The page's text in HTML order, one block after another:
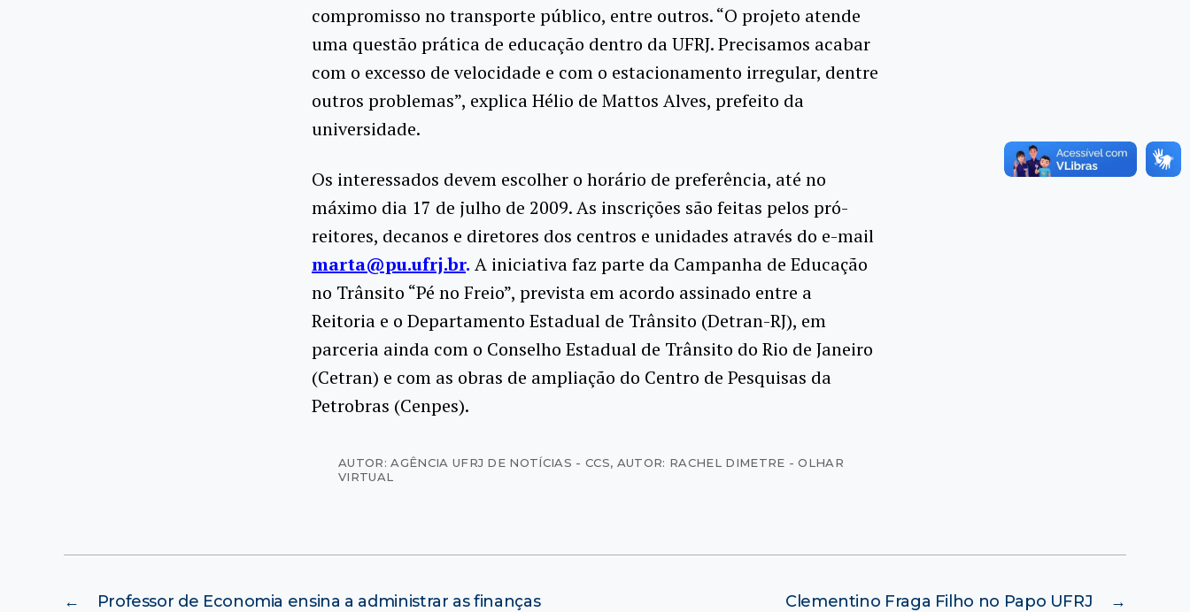
compromisso no transporte público, entre outros. “O projeto atende
uma questão prática de educação dentro da UFRJ. Precisamos acabar
com o excesso de velocidade e com o estacionamento irregular, dentre
outros problemas”, explica Hélio de Mattos Alves, prefeito da
universidade.
Os interessados devem escolher o horário de preferência, até no
máximo dia 17 de julho de 2009. As inscrições são feitas pelos pró-
reitores, decanos e diretores dos centros e unidades através do e-mail
marta@pu.ufrj.br. A iniciativa faz parte da Campanha de Educação
no Trânsito “Pé no Freio”, prevista em acordo assinado entre a
Reitoria e o Departamento Estadual de Trânsito (Detran-RJ), em
parceria ainda com o Conselho Estadual de Trânsito do Rio de Janeiro
(Cetran) e com as obras de ampliação do Centro de Pesquisas da
Petrobras (Cenpes).
AUTOR: AGÊNCIA UFRJ DE NOTÍCIAS - CCS, AUTOR: RACHEL DIMETRE - OLHAR
VIRTUAL
← Professor de Economia ensina a administrar as finanças →
Clementino Fraga Filho no Papo UFRJ